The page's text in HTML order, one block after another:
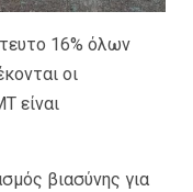
16% όλων
οι
είναι
βιασύνης για